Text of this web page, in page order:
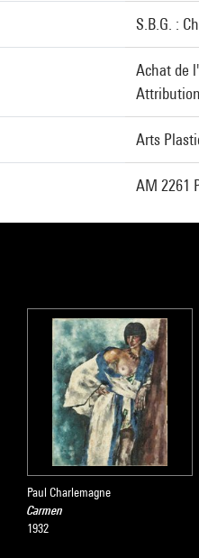
S.B.G. :
Achat de
Arts
AM 2261
Paul Charlemagne
Carmen
1932